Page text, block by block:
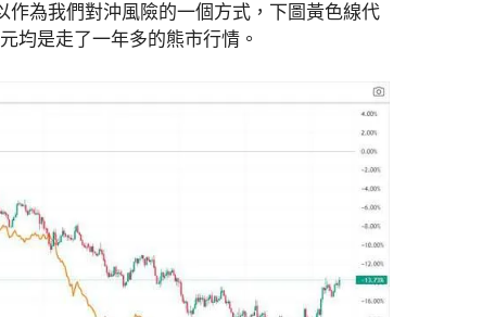
為我們對沖風險的一個方式，下圖黃色線代
均是走了一年多的熊市行情。